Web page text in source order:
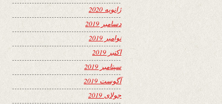
ژانویه 2020
دسامبر 2019
نوامبر 2019
اکتبر 2019
سپتامبر 2019
آگوست 2019
جولای 2019